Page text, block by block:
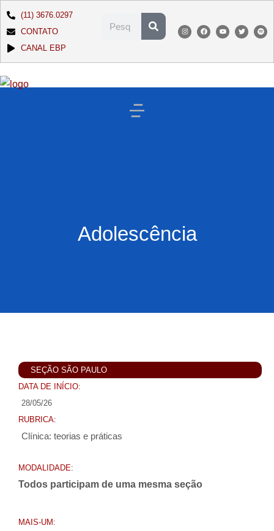
(11) 3676.0297
CONTATO
CANAL EBP
Adolescência
SEÇÃO SÃO PAULO
DATA DE INÍCIO:
28/05/26
RUBRICA:
Clínica: teorias e práticas
MODALIDADE:
Todos participam de uma mesma seção
MAIS-UM: